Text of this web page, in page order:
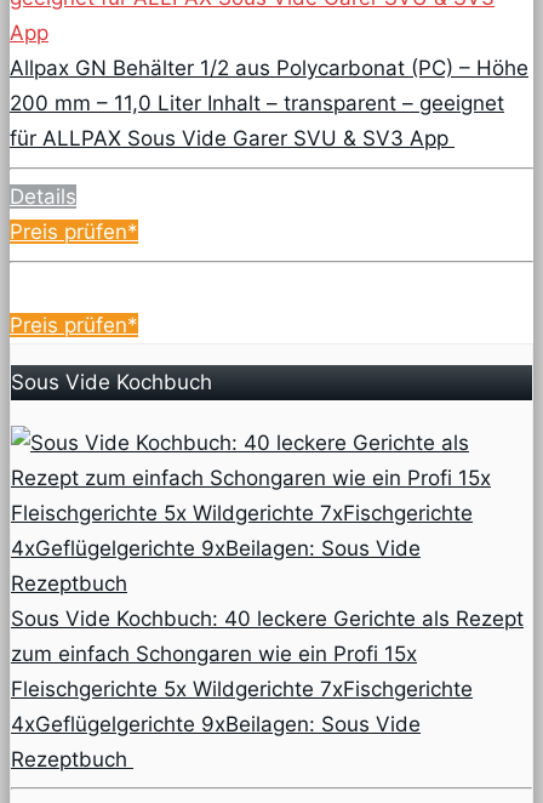
Allpax GN Behälter 1/2 aus Polycarbonat (PC) – Höhe
200 mm – 11,0 Liter Inhalt – transparent – geeignet
für ALLPAX Sous Vide Garer SVU & SV3 App
Details
Preis prüfen*
Preis prüfen*
Sous Vide Kochbuch
Sous Vide Kochbuch: 40 leckere Gerichte als Rezept
zum einfach Schongaren wie ein Profi 15x
Fleischgerichte 5x Wildgerichte 7xFischgerichte
4xGeflügelgerichte 9xBeilagen: Sous Vide
Rezeptbuch